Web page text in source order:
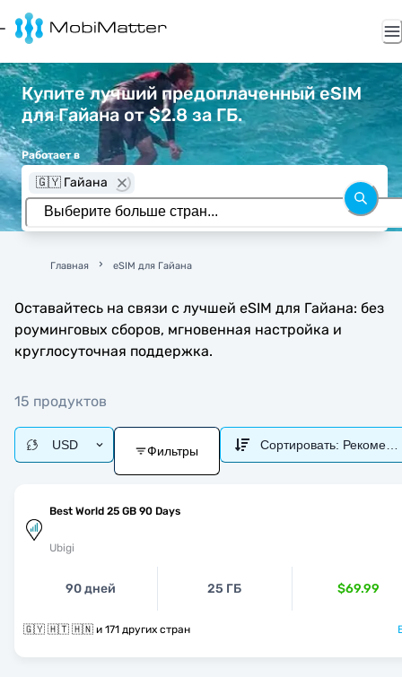
Купите лучший предоплаченный eSIM
для Гайана от $2.8 за ГБ.
Работает в
🇬🇾 Гайана
Главная eSIM для Гайана
Оставайтесь на связи с лучшей eSIM для Гайана: без
роуминговых сборов, мгновенная настройка и
круглосуточная поддержка.
15 продуктов
USD Фильтры Сортировать:
Best World 25 GB 90 Days
Ubigi
90 дней 25 ГБ $69.99
🇬🇾 🇭🇹 🇭🇳 и 171 других стран